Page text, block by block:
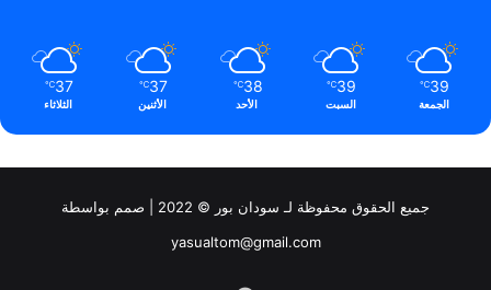
39
℃
الجمعة
39
℃
السبت
38
℃
الأحد
37
℃
الأثنين
37
℃
الثلاثاء
جميع الحقوق محفوظة لـ سودان بور © 2022 | صمم بواسطة
yasualtom@gmail.com